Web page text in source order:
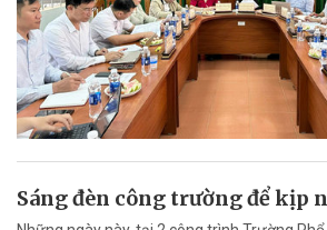
Sáng đèn công trường để kịp